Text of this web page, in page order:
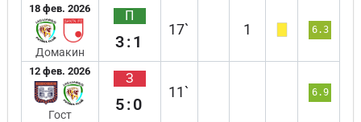
18 фев. 2026
Домакин
П
3:1
17` 1 6.3
12 фев. 2026
Гост
З
5:0
11` 6.9